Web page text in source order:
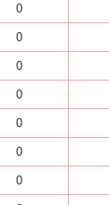
0
0
0
0
0
0
0